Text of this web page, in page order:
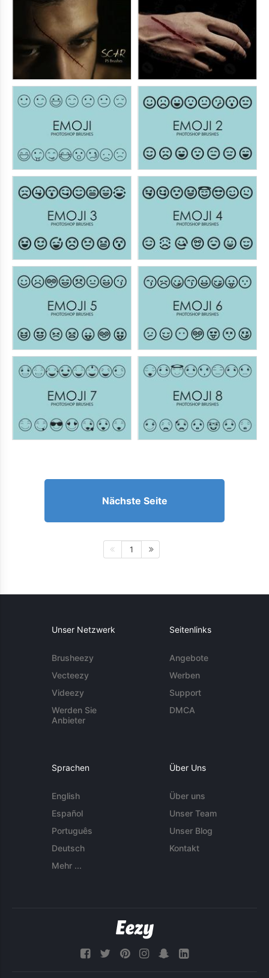
Nächste Seite
1
Unser Netzwerk
Brusheezy
Vecteezy
Videezy
Werden Sie
Anbieter
Seitenlinks
Angebote
Werben
Support
DMCA
Sprachen
English
Español
Português
Deutsch
Mehr ...
Über Uns
Über uns
Unser Team
Unser Blog
Kontakt